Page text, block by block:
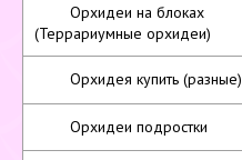
Орхидеи на блоках
(Террариумные орхидеи)
Орхидея купить (разные)
Орхидеи подростки